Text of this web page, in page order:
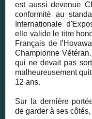
est aussi devenue
conformité au
Internationale
elle valide le titre
Français de
Championne
qui ne devait pas
malheureusement
12 ans.
Sur la dernière
de garder à ses